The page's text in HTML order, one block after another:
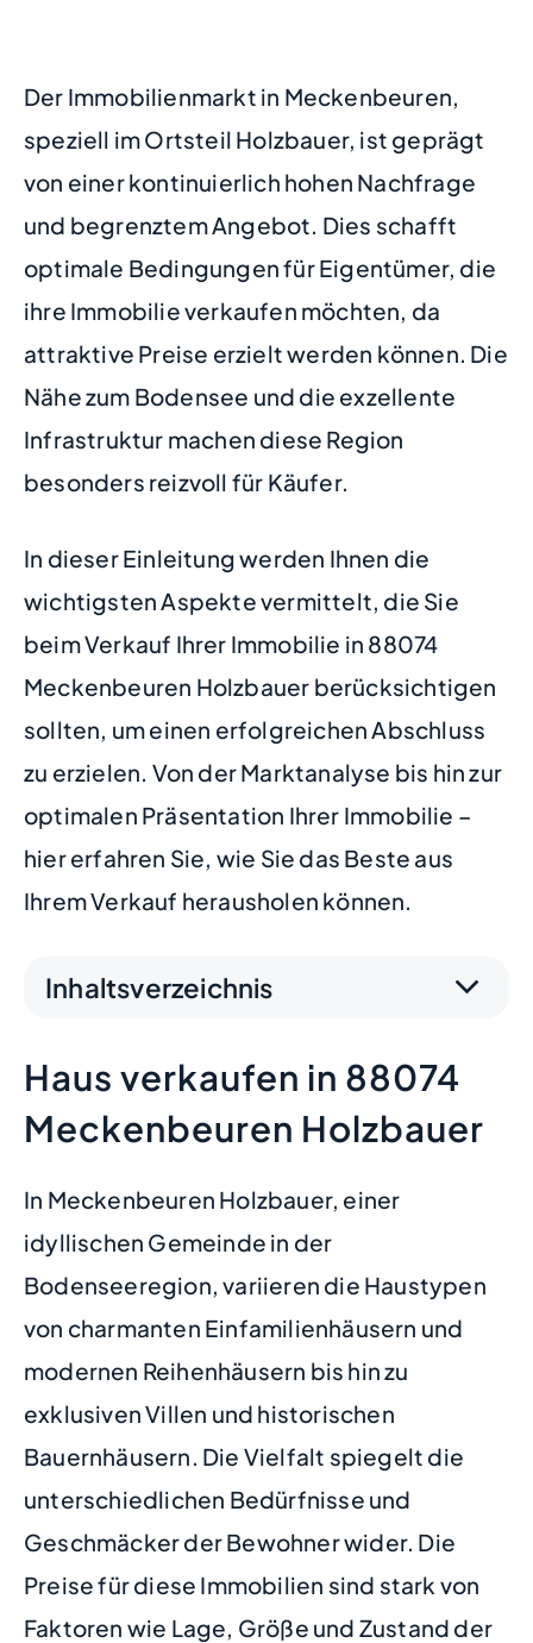
Der Immobilienmarkt in Meckenbeuren,
speziell im Ortsteil Holzbauer, ist geprägt
von einer kontinuierlich hohen Nachfrage
und begrenztem Angebot. Dies schafft
optimale Bedingungen für Eigentümer, die
ihre Immobilie verkaufen möchten, da
attraktive Preise erzielt werden können. Die
Nähe zum Bodensee und die exzellente
Infrastruktur machen diese Region
besonders reizvoll für Käufer.
In dieser Einleitung werden Ihnen die
wichtigsten Aspekte vermittelt, die Sie
beim Verkauf Ihrer Immobilie in 88074
Meckenbeuren Holzbauer berücksichtigen
sollten, um einen erfolgreichen Abschluss
zu erzielen. Von der Marktanalyse bis hin zur
optimalen Präsentation Ihrer Immobilie –
hier erfahren Sie, wie Sie das Beste aus
Ihrem Verkauf herausholen können.
Inhaltsverzeichnis
Haus verkaufen in 88074
Meckenbeuren Holzbauer
In Meckenbeuren Holzbauer, einer
idyllischen Gemeinde in der
Bodenseeregion, variieren die Haustypen
von charmanten Einfamilienhäusern und
modernen Reihenhäusern bis hin zu
exklusiven Villen und historischen
Bauernhäusern. Die Vielfalt spiegelt die
unterschiedlichen Bedürfnisse und
Geschmäcker der Bewohner wider. Die
Preise für diese Immobilien sind stark von
Faktoren wie Lage, Größe und Zustand der